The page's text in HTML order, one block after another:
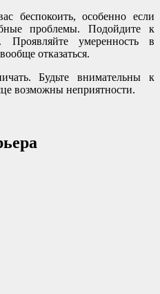
беспокоить, особенно если
проблемы. Подойдите к
Проявляйте умеренность в
отказаться.
Будьте внимательны к
возможны неприятности.